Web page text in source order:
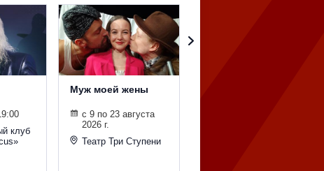
клуб
Муж моей жены
с 9 по 23 августа
2026 г.
Театр Три Ступени